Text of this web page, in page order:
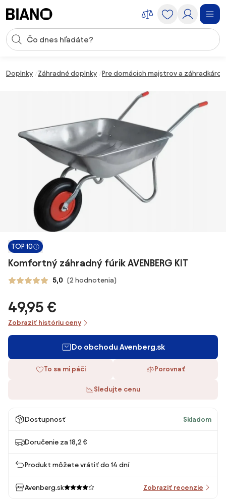
Vstup pre vyhľadávanie
Doplnky Záhradné doplnky Pre domácich majstrov a záhradkárov
TOP 10
Komfortný záhradný fúrik AVENBERG KIT
5,0 (2 hodnotenia)
49,95 €
Zobraziť históriu ceny
Do obchodu Avenberg.sk
To sa mi páči Porovnať
Sledujte cenu
Dostupnosť Skladom
Doručenie za 18,2 €
Produkt môžete vrátiť do 14 dní
Avenberg.sk Zobraziť recenzie